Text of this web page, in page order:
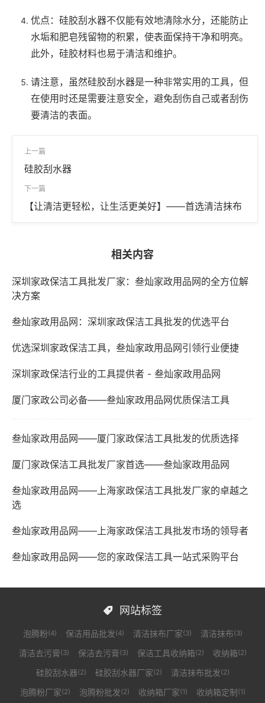
优点：硅胶刮水器不仅能有效地清除水分，还能防止
水垢和肥皂残留物的积累，使表面保持干净和明亮。
此外，硅胶材料也易于清洁和维护。
请注意，虽然硅胶刮水器是一种非常实用的工具，但
在使用时还是需要注意安全，避免刮伤自己或者刮伤
要清洁的表面。
上一篇
硅胶刮水器
下一篇
【让清洁更轻松，让生活更美好】——首选清洁抹布
相关内容
深圳家政保洁工具批发厂家：叁灿家政用品网的全方位解
决方案
叁灿家政用品网：深圳家政保洁工具批发的优选平台
优选深圳家政保洁工具，叁灿家政用品网引领行业便捷
深圳家政保洁行业的工具提供者 - 叁灿家政用品网
厦门家政公司必备——叁灿家政用品网优质保洁工具
叁灿家政用品网——厦门家政保洁工具批发的优质选择
厦门家政保洁工具批发厂家首选——叁灿家政用品网
叁灿家政用品网——上海家政保洁工具批发厂家的卓越之
选
叁灿家政用品网——上海家政保洁工具批发市场的领导者
叁灿家政用品网——您的家政保洁工具一站式采购平台
 网站标签
泡腾粉(4) 保洁用品批发(4) 清洁抹布厂家(3) 清洁抹布(3)
清洁去污膏(3) 保洁去污膏(3) 保洁工具收纳箱(2) 收纳箱(2)
硅胶刮水器(2) 硅胶刮水器厂家(2) 清洁抹布批发(2)
泡腾粉厂家(2) 泡腾粉批发(2) 收纳箱厂家(1) 收纳箱定制 (1)